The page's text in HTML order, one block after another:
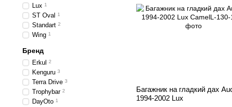
Багажник на гладкий дах
1994-2002 Lux
Lux 1
ST Oval 1
Standart 2
Wing 1
Бренд
Erkul 2
Kenguru 3
Terra Drive 3
Trophybar 2
DayOto 1